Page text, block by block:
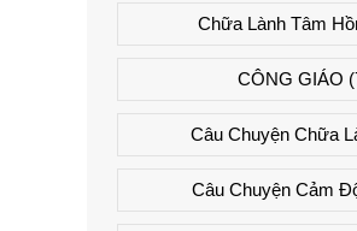
Chữa Lành Tâm
CÔNG GIÁO
Câu Chuyện Chữa
Câu Chuyện Cảm